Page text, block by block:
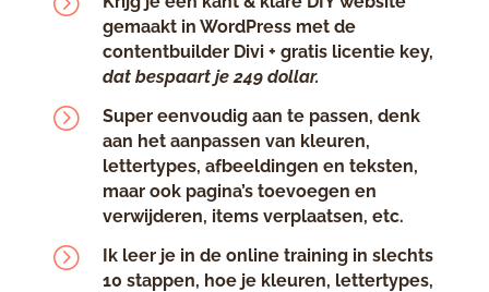
gemaakt in WordPress met de
contentbuilder Divi + gratis licentie key,
dat bespaart je 249 dollar.
=
Super eenvoudig aan te passen, denk
aan het aanpassen van kleuren,
lettertypes, afbeeldingen en teksten,
maar ook pagina’s toevoegen en
verwijderen, items verplaatsen, etc.
=
Ik leer je in de online training in slechts
10 stappen, hoe je kleuren, lettertypes,